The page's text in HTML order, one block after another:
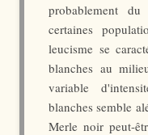
probablement
certaines
leucisme se
blanches au
variable
blanches semble
Merle noir peut-